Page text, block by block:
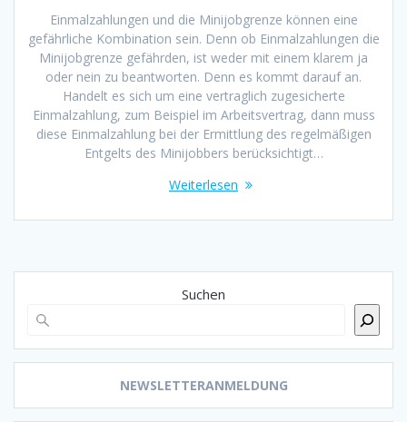
Einmalzahlungen und die Minijobgrenze können eine
gefährliche Kombination sein. Denn ob Einmalzahlungen die
Minijobgrenze gefährden, ist weder mit einem klarem ja
oder nein zu beantworten. Denn es kommt darauf an.
Handelt es sich um eine vertraglich zugesicherte
Einmalzahlung, zum Beispiel im Arbeitsvertrag, dann muss
diese Einmalzahlung bei der Ermittlung des regelmäßigen
Entgelts des Minijobbers berücksichtigt…
Weiterlesen
Suchen
NEWSLETTERANMELDUNG